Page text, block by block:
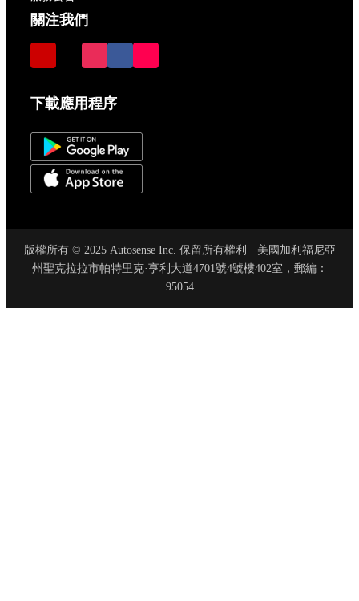
關注我們
下載應用程序
版權所有 © 2025 Autosense Inc. 保留所有權利 · 美國加利福尼亞
州聖克拉拉市帕特里克·亨利大道4701號4號樓402室，郵編：
95054